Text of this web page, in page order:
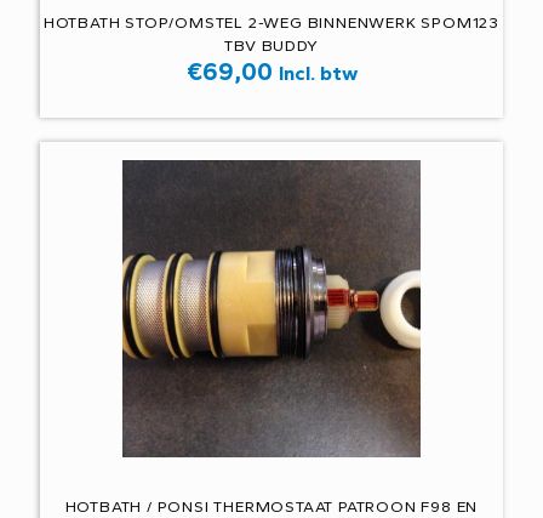
HOTBATH STOP/OMSTEL 2-WEG BINNENWERK SPOM123
TBV BUDDY
€69,00 Incl. btw
HOTBATH / PONSI THERMOSTAAT PATROON F98 EN